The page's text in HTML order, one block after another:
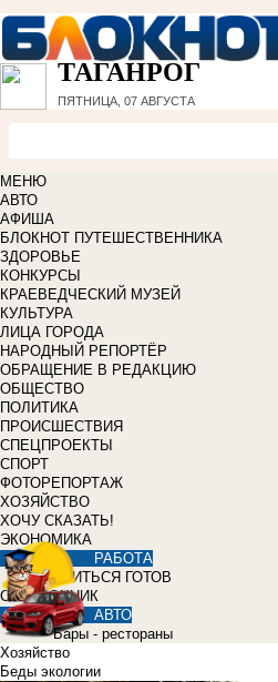
ТАГАНРОГ
ПЯТНИЦА, 07 АВГУСТА
МЕНЮ
АВТО
АФИША
БЛОКНОТ ПУТЕШЕСТВЕННИКА
ЗДОРОВЬЕ
КОНКУРСЫ
КРАЕВЕДЧЕСКИЙ МУЗЕЙ
КУЛЬТУРА
ЛИЦА ГОРОДА
НАРОДНЫЙ РЕПОРТЁР
ОБРАЩЕНИЕ В РЕДАКЦИЮ
ОБЩЕСТВО
ПОЛИТИКА
ПРОИСШЕСТВИЯ
СПЕЦПРОЕКТЫ
СПОРТ
ФОТОРЕПОРТАЖ
ХОЗЯЙСТВО
ХОЧУ СКАЗАТЬ!
ЭКОНОМИКА
РАБОТА
УЧИТЬСЯ ГОТОВ
СПРАВОЧНИК
АВТО
Бары - рестораны
Хозяйство
Беды экологии